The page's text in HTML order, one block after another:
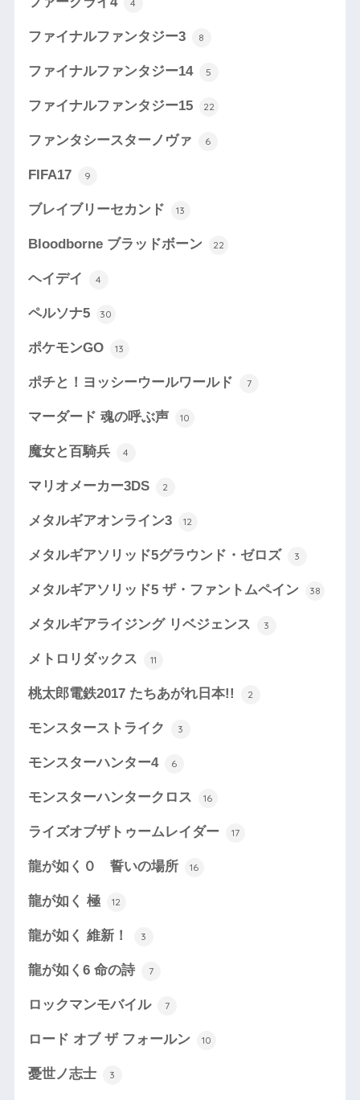
4
ファイナルファンタジー3 8
ファイナルファンタジー14 5
ファイナルファンタジー15 22
ファンタシースターノヴァ 6
FIFA17 9
ブレイブリーセカンド 13
Bloodborne ブラッドボーン 22
ヘイデイ 4
ペルソナ5 30
ポケモンGO 13
ポチと！ヨッシーウールワールド 7
マーダード 魂の呼ぶ声 10
魔女と百騎兵 4
マリオメーカー3DS 2
メタルギアオンライン3 12
メタルギアソリッド5グラウンド・ゼロズ 3
メタルギアソリッド5 ザ・ファントムペイン 38
メタルギアライジング リベジェンス 3
メトロリダックス 11
桃太郎電鉄2017 たちあがれ日本!! 2
モンスターストライク 3
モンスターハンター4 6
モンスターハンタークロス 16
ライズオブザトゥームレイダー 17
龍が如く０ 誓いの場所 16
龍が如く 極 12
龍が如く 維新！ 3
龍が如く6 命の詩 7
ロックマンモバイル 7
ロード オブ ザ フォールン 10
憂世ノ志士 3